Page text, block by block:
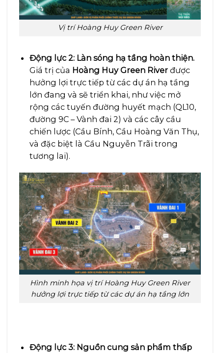
Vị trí Hoàng Huy Green River
Động lực 2: Làn sóng hạ tầng hoàn thiện.
Giá trị của Hoàng Huy Green River được
hưởng lợi trực tiếp từ các dự án hạ tầng
lớn đang và sẽ triển khai, như việc mở
rộng các tuyến đường huyết mạch (QL10,
đường 9C – Vành đai 2) và các cây cầu
chiến lược (Cầu Bính, Cầu Hoàng Văn Thụ,
và đặc biệt là Cầu Nguyễn Trãi trong
tương lai).
Hình minh họa vị trí Hoàng Huy Green River
hưởng lợi trực tiếp từ các dự án hạ tầng lớn
Động lực 3: Nguồn cung sản phẩm thấp